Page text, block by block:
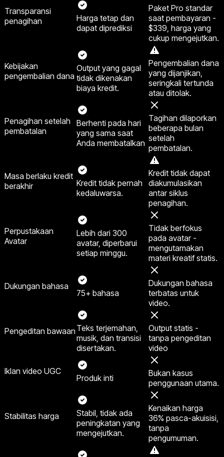
Transparansi
penagihan
Harga tetap dan
dapat diprediksi
Paket Pro standar
saat pembayaran -
$339, harga yang
cukup mengejutkan.
Kebijakan
pengembalian dana
Output yang gagal
tidak dikenakan
biaya kredit.
Pengembalian dana
yang dijanjikan,
seringkali tertunda
atau ditolak.
Penagihan setelah
pembatalan
Berhenti pada hari
yang sama saat
Anda membatalkan
Tagihan dilaporkan
beberapa bulan
setelah
pembatalan.
Masa berlaku kredit
berakhir
Kredit tidak pernah
kedaluwarsa.
Kredit tidak dapat
diakumulasikan
antar siklus
penagihan.
Perpustakaan
Avatar
Lebih dari 300
avatar, diperbarui
setiap minggu.
Tidak berfokus
pada avatar -
mengutamakan
materi kreatif statis.
Dukungan bahasa
75+ bahasa
Dukungan bahasa
terbatas untuk
video.
Pengeditan bawaan Teks terjemahan,
musik, dan transisi
disertakan.
Output statis -
tanpa pengeditan
video
Iklan video UGC
Produk inti
Bukan kasus
penggunaan utama.
Stabilitas harga
Stabil, tidak ada
peningkatan yang
mengejutkan.
Kenaikan harga
36% pasca-akuisisi,
tanpa
pengumuman.